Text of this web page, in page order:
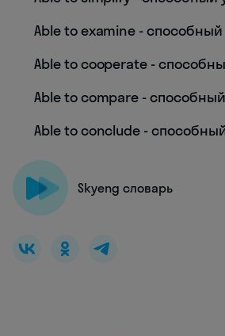
Able to examine -
Able to cooperate -
Able to compare -
Able to conclude -
Skyeng словарь